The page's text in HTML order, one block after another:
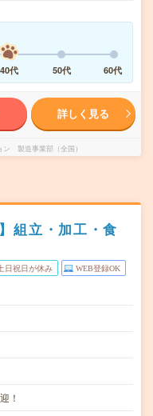
40代 50代 60代
詳しく見る
ン 製造事業部（全国）
組立・加工・食
日祝日が休み WEB登録OK
！